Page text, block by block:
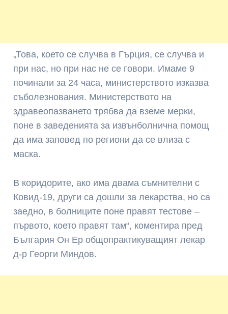
„Това, което се случва в Гърция, се случва и
при нас, но при нас не се говори. Имаме 9
починали за 24 часа, министерството изказва
съболезнования. Министерството на
здравеопазването трябва да вземе мерки,
поне в заведенията за извънболнична помощ
да има заповед по региони да се влиза с
маска.
В коридорите, ако има двама съмнителни с
Ковид-19, други са дошли за лекарства, но са
заедно, в болниците поне правят тестове –
първото, което правят там“, коментира пред
България Он Ер общопрактикуващият лекар
д-р Георги Миндов.